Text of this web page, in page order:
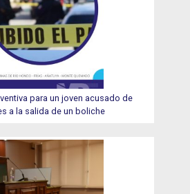
para un joven acusado de
a la salida de un boliche